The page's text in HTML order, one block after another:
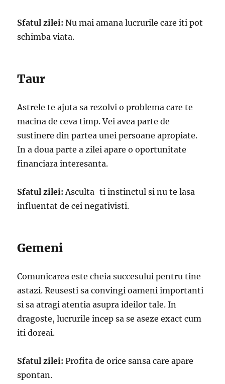
Sfatul zilei: Nu mai amana lucrurile care iti pot
schimba viata.
Taur
Astrele te ajuta sa rezolvi o problema care te
macina de ceva timp. Vei avea parte de
sustinere din partea unei persoane apropiate.
In a doua parte a zilei apare o oportunitate
financiara interesanta.
Sfatul zilei: Asculta-ti instinctul si nu te lasa
influentat de cei negativisti.
Gemeni
Comunicarea este cheia succesului pentru tine
astazi. Reusesti sa convingi oameni importanti
si sa atragi atentia asupra ideilor tale. In
dragoste, lucrurile incep sa se aseze exact cum
iti doreai.
Sfatul zilei: Profita de orice sansa care apare
spontan.